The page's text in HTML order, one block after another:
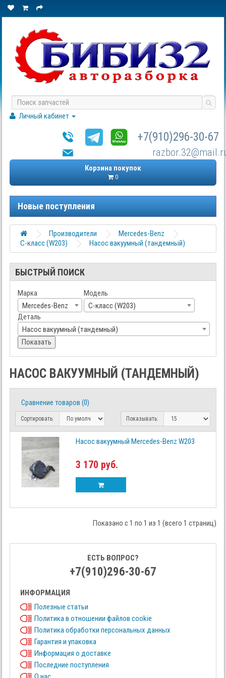
Личный кабинет
+7(910)296-30-67
Корзина покупок
0
Новые поступления
Производители
Mercedes-Benz
C-класс (W203)
Насос вакуумный (тандемный)
БЫСТРЫЙ ПОИСК
Марка
Mercedes-Benz
Модель
C-класс (W203)
Деталь
Насос вакуумный (тандемный)
Показать
НАСОС ВАКУУМНЫЙ (ТАНДЕМНЫЙ)
Сравнение товаров (0)
Сортировать: Показывать:
Насос вакуумный Mercedes-Benz W203
3 170 руб.
Показано с 1 по 1 из 1 (всего 1 страниц)
ЕСТЬ ВОПРОС?
+7(910)296-30-67
ИНФОРМАЦИЯ
Полезные статьи
Политика в отношении файлов cookie
Политика обработки персональных данных
Гарантия и упаковка
Информация о доставке
Последние поступления